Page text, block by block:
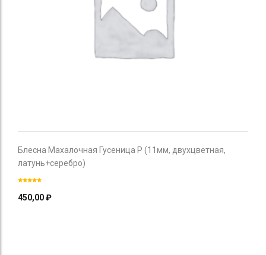
Блесна Махалочная Гусеница P (11мм, двухцветная,
латунь+серебро)
450,00₽